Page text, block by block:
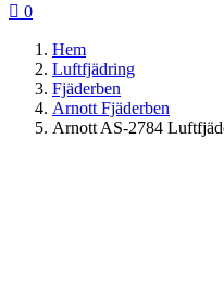
 0
Hem
Luftfjädring
Fjäderben
Arnott Fjäderben
Arnott AS-2784